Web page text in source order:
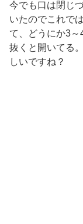
今でも口は閉じ
いたのでこれで
て、どうにか3
抜くと開いてる
しいですね？